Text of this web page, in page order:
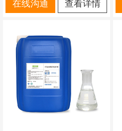
在线沟通 查看详情